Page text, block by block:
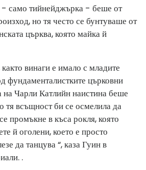
само тийнейджърка - беше от
но тя често се бунтуваше от
църква, която майка й
винаги е имало с младите
фундаменталистките църковни
на Чарли Катлийн наистина беше
тя всъщност би се осмелила да
промъкне в къса рокля, която
й оголени, което е просто
да танцува “, каза Гуин в
.